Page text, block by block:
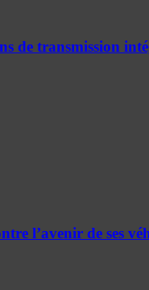
de transmission
l’avenir de ses